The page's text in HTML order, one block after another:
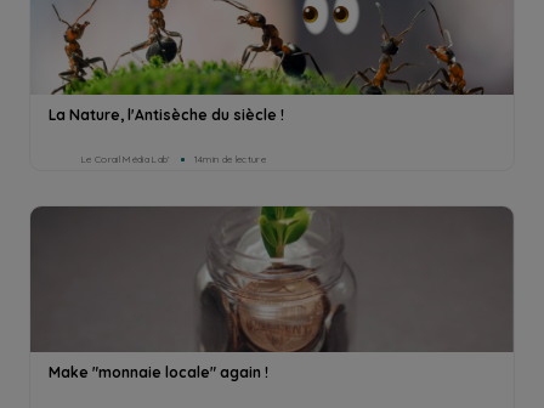
La Nature, l'Antisèche du siècle !
Le Corail Média Lab’ 14min de lecture
Make "monnaie locale" again !